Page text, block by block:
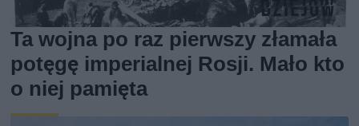
Ta wojna po raz pierwszy złamała
potęgę imperialnej Rosji. Mało kto
o niej pamięta